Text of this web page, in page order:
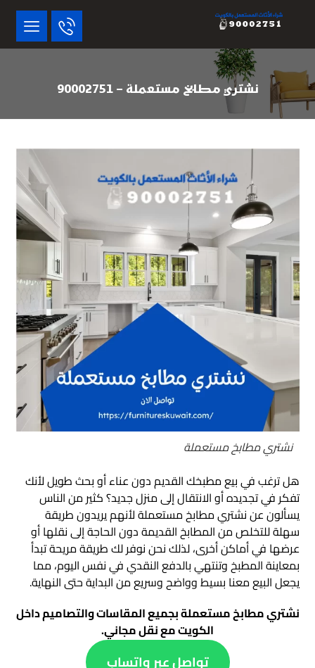
نشتري مطابخ مستعملة – 90002751
نشتري مطابخ مستعملة
هل ترغب في بيع مطبخك القديم دون عناء أو بحث طويل لأنك
تفكر في تجديده أو الانتقال إلى منزل جديد؟ كثير من الناس
يسألون عن نشتري مطابخ مستعملة لأنهم يريدون طريقة
سهلة للتخلص من المطابخ القديمة دون الحاجة إلى نقلها أو
عرضها في أماكن أخرى، لذلك نحن نوفر لك طريقة مريحة تبدأ
بمعاينة المطبخ وتنتهي بالدفع النقدي في نفس اليوم، مما
يجعل البيع معنا بسيط وواضح وسريع من البداية حتى النهاية.
نشتري مطابخ مستعملة بجميع المقاسات والتصاميم داخل
الكويت مع نقل مجاني.
تواصل عبر واتساب